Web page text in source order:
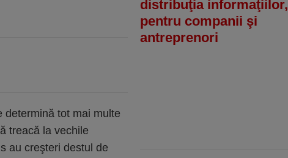
determină tot mai multe
treacă la vechile
au creşteri destul de
distribuţia informaţiilor,
pentru companii şi
antreprenori